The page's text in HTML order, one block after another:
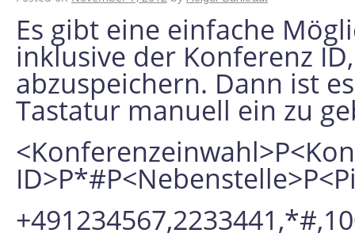
Es gibt eine einfache
inklusive der Konferenz
abzuspeichern. Dann ist
Tastatur manuell ein zu